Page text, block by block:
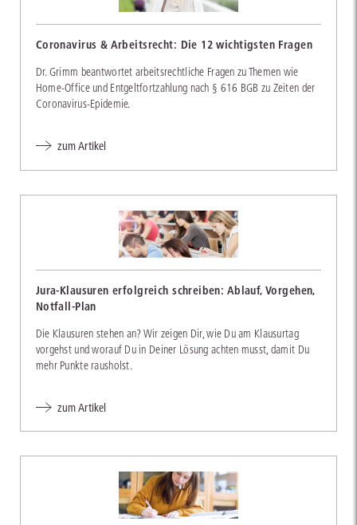
Coronavirus & Arbeitsrecht: Die 12 wichtigsten Fragen
Dr. Grimm beantwortet arbeitsrechtliche Fragen zu Themen wie
Home-Office und Entgeltfortzahlung nach § 616 BGB zu Zeiten der
Coronavirus-Epidemie.
zum Artikel
Jura-Klausuren erfolgreich schreiben: Ablauf, Vorgehen,
Notfall-Plan
Die Klausuren stehen an? Wir zeigen Dir, wie Du am Klausurtag
vorgehst und worauf Du in Deiner Lösung achten musst, damit Du
mehr Punkte rausholst.
zum Artikel